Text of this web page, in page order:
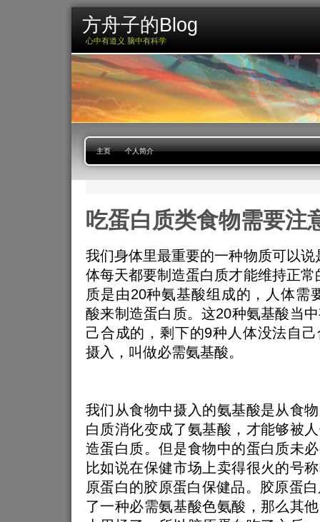
方舟子的Blog
心中有道义 脑中有科学
主页 个人简介
吃蛋白质类食物需要注
我们身体里最重要的一种物质可以说
体每天都要制造蛋白质才能维持正常
质是由20种氨基酸组成的，人体需
酸来制造蛋白质。这20种氨基酸当
己合成的，剩下的9种人体没法自
摄入，叫做必需氨基酸。
我们从食物中摄入的氨基酸是从食
白质消化变成了氨基酸，才能够被
造蛋白质。但是食物中的蛋白质未
比如说在保健市场上卖得很火的号
原蛋白的胶原蛋白保健品。胶原蛋
了一种必需氨基酸色氨酸，那么其